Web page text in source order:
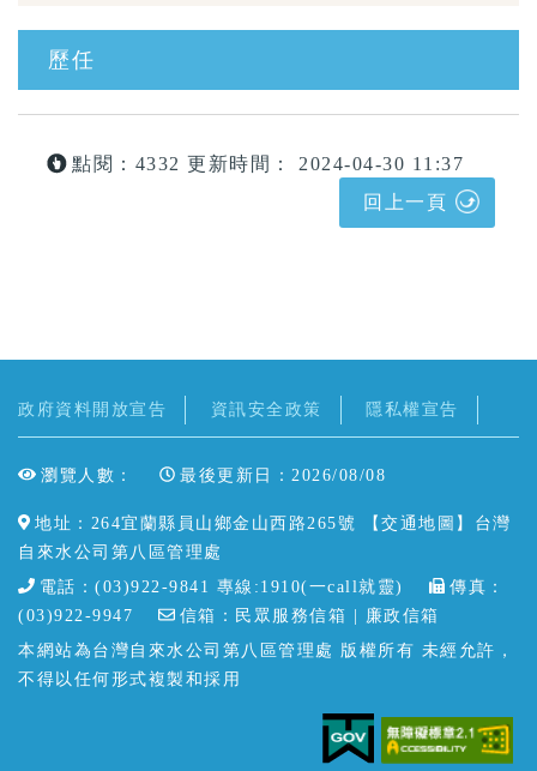
歷任
點閱：4332 更新時間： 2024-04-30 11:37
回上一頁
政府資料開放宣告 資訊安全政策 隱私權宣告
瀏覽人數： 最後更新日：2026/08/08
地址：264宜蘭縣員山鄉金山西路265號 【交通地圖 】台灣
自來水公司第八區管理處
電話：(03)922-9841 專線:1910(一call就靈)
傳真：
(03)922-9947
信箱： 民眾服務信箱 | 廉政信箱
本網站為台灣自來水公司第八區管理處 版權所有 未經允許，
不得以任何形式複製和採用